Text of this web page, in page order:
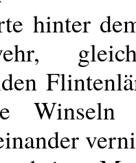
hinter
Winseln